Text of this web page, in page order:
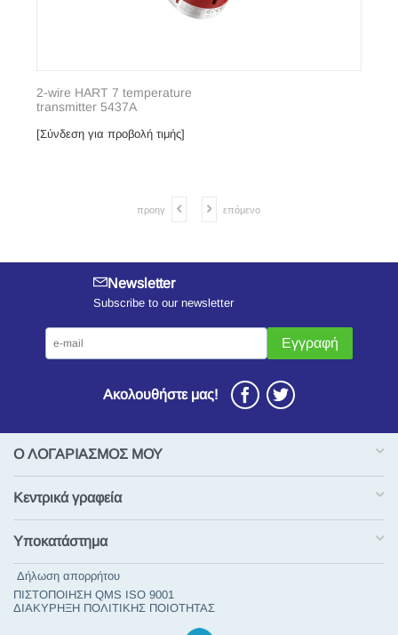
2-wire HART 7 temperature
transmitter 5437A
[Σύνδεση για προβολή τιμής]
προηγ επόμενο
Newsletter
Subscribe to our newsletter
Εγγραφή
Ακολουθήστε μας!
Ο ΛΟΓΑΡΙΑΣΜΟΣ ΜΟΥ
Κεντρικά γραφεία
Υποκατάστημα
Δήλωση απορρήτου
ΠΙΣΤΟΠΟΙΗΣΗ QMS ISO 9001
ΔΙΑΚΥΡΗΞΗ ΠΟΛΙΤΙΚΗΣ ΠΟΙΟΤΗΤΑΣ